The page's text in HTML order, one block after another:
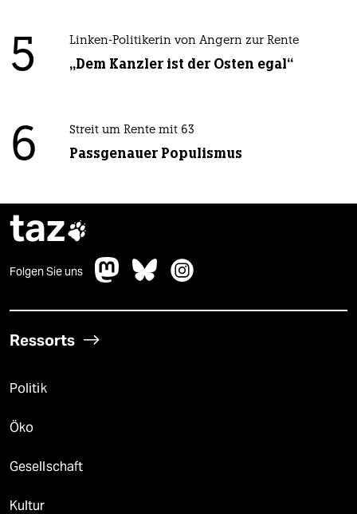
5 Linken-Politikerin von Angern zur Rente
„Dem Kanzler ist der Osten egal“
6 Streit um Rente mit 63
Passgenauer Populismus
taz
Folgen Sie uns
Ressorts
Politik
Öko
Gesellschaft
Kultur